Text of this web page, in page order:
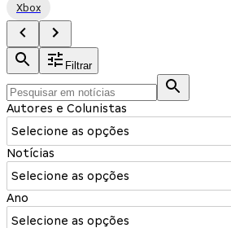
Xbox
Filtrar
Autores e Colunistas
Selecione as opções
Notícias
Selecione as opções
Ano
Selecione as opções